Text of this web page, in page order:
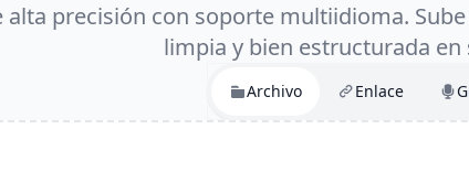
alta precisión con soporte multiidioma.
limpia y bien estructurada en
Archivo Enlace